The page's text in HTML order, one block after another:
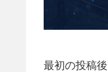
最初の投稿